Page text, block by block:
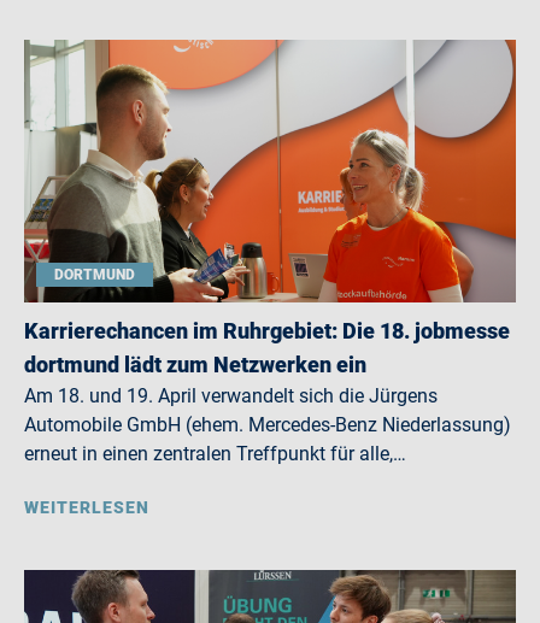
DORTMUND
Karrierechancen im Ruhrgebiet: Die 18. jobmesse
dortmund lädt zum Netzwerken ein
Am 18. und 19. April verwandelt sich die Jürgens
Automobile GmbH (ehem. Mercedes-Benz Niederlassung)
erneut in einen zentralen Treffpunkt für alle,…
WEITERLESEN